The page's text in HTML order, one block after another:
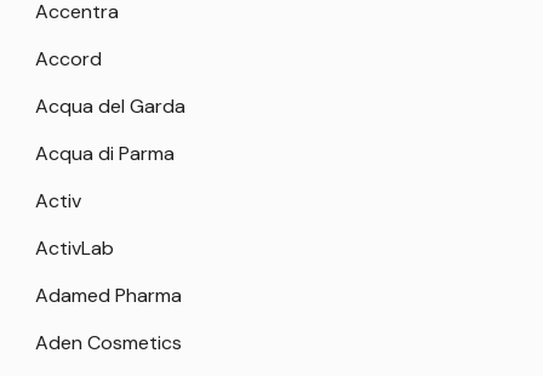
Accentra
Accord
Acqua del Garda
Acqua di Parma
Activ
ActivLab
Adamed Pharma
Aden Cosmetics